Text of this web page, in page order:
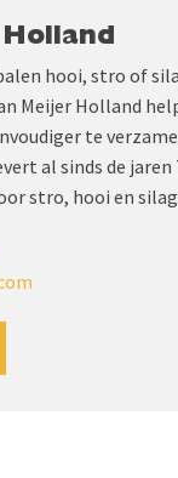
hooi, stro of
Meijer Holland
te
al sinds de
stro, hooi en